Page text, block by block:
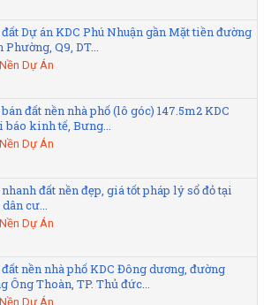
Dự án KDC Phú Nhuận gần Mặt tiền đường
Phường, Q9, DT...
Dự Án
đất nền nhà phố (lô góc) 147.5m2 KDC
báo kinh tế, Bưng...
Dự Án
đất nền đẹp, giá tốt pháp lý sổ đỏ tại
cư...
Dự Án
nền nhà phố KDC Đông dương, đường
Ông Thoàn, TP. Thủ đức...
Dự Án